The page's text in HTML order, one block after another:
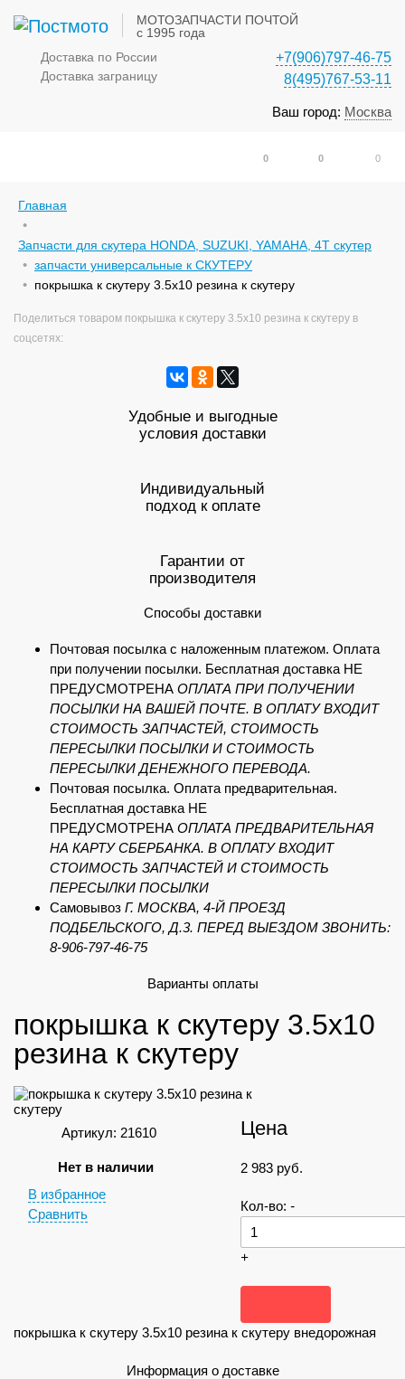
МОТОЗАПЧАСТИ ПОЧТОЙ
с 1995 года
Доставка по России
Доставка заграницу
+7(906)797-46-75
8(495)767-53-11
Ваш город: Москва
0
0 0
Главная
Запчасти для скутера HONDA, SUZUKI, YAMAHA, 4Т скутер
запчасти универсальные к СКУТЕРУ
покрышка к скутеру 3.5x10 резина к скутеру
Поделиться товаром покрышка к скутеру 3.5x10 резина к скутеру в
соцсетях:
Удобные и выгодные
условия доставки
Индивидуальный
подход к оплате
Гарантии от
производителя
Способы доставки
Почтовая посылка с наложенным платежом. Оплата
при получении посылки. Бесплатная доставка НЕ
ПРЕДУСМОТРЕНА ОПЛАТА ПРИ ПОЛУЧЕНИИ
ПОСЫЛКИ НА ВАШЕЙ ПОЧТЕ. В ОПЛАТУ ВХОДИТ
СТОИМОСТЬ ЗАПЧАСТЕЙ, СТОИМОСТЬ
ПЕРЕСЫЛКИ ПОСЫЛКИ И СТОИМОСТЬ
ПЕРЕСЫЛКИ ДЕНЕЖНОГО ПЕРЕВОДА.
Почтовая посылка. Оплата предварительная.
Бесплатная доставка НЕ
ПРЕДУСМОТРЕНА ОПЛАТА ПРЕДВАРИТЕЛЬНАЯ
НА КАРТУ СБЕРБАНКА. В ОПЛАТУ ВХОДИТ
СТОИМОСТЬ ЗАПЧАСТЕЙ И СТОИМОСТЬ
ПЕРЕСЫЛКИ ПОСЫЛКИ
Самовывоз Г. МОСКВА, 4-Й ПРОЕЗД
ПОДБЕЛЬСКОГО, Д.3. ПЕРЕД ВЫЕЗДОМ ЗВОНИТЬ:
8-906-797-46-75
Варианты оплаты
покрышка к скутеру 3.5x10
резина к скутеру
Артикул: 21610
Нет в наличии
В избранное
Сравнить
Цена
2 983 руб.
Кол-во: -
+
покрышка к скутеру 3.5x10 резина к скутеру внедорожная
Информация о доставке